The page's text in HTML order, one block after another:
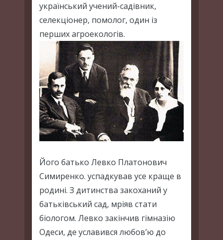
український учений-садівник,
селекціонер, помолог, один із
перших агроекологів.
Його батько Левко Платонович
Симиренко. успадкував усе краще в
родині. З дитинства закоханий у
батьківський сад, мріяв стати
біологом. Левко закінчив гімназію
Одеси, де уславився любов’ю до